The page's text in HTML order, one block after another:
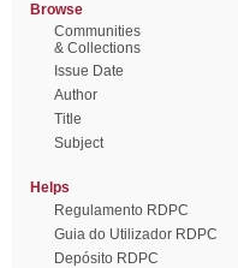
Browse
Communities
& Collections
Issue Date
Author
Title
Subject
Helps
Regulamento RDPC
Guia do Utilizador RDPC
Depósito RDPC